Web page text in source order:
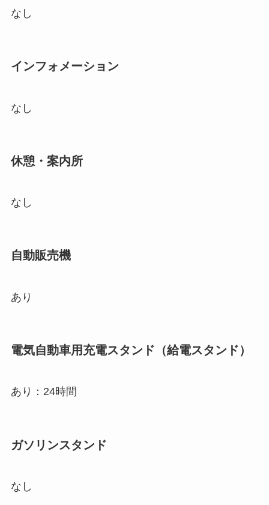
なし
インフォメーション
なし
休憩・案内所
なし
自動販売機
あり
電気自動車用充電スタンド（給電スタンド）
あり：24時間
ガソリンスタンド
なし